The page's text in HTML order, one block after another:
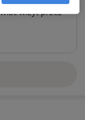
wizyt przez